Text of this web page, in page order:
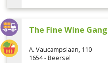
The Fine Wine Gang
A. Vaucampslaan, 110
1654 - Beersel